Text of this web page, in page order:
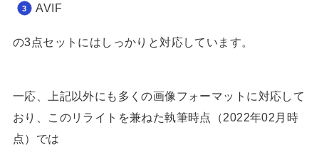
AVIF
の3点セットにはしっかりと対応しています。
一応、上記以外にも多くの画像フォーマットに対応して
おり、このリライトを兼ねた執筆時点（2022年02月時
点）では